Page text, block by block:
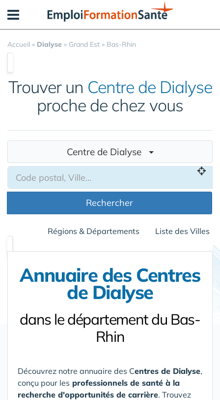
Accueil » Dialyse » Grand Est » Bas-Rhin
Trouver un Centre de Dialyse
proche de chez vous
Centre de Dialyse
Rechercher
Régions & Départements Liste des Villes
Annuaire des Centres
de Dialyse
dans le département du Bas-
Rhin
Découvrez notre annuaire des Centres de Dialyse,
conçu pour les professionnels de santé à la
recherche d'opportunités de carrière. Trouvez